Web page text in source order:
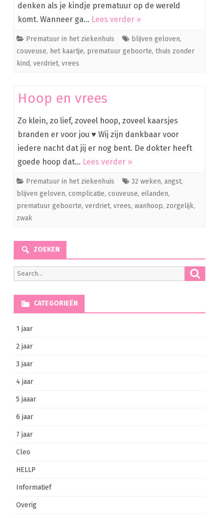
denken als je kindje prematuur op de wereld
komt. Wanneer ga… Lees verder »
Prematuur in het ziekenhuis blijven geloven,
couveuse, het kaartje, prematuur geboorte, thuis zonder
kind, verdriet, vrees
Hoop en vrees
Zo klein, zo lief, zoveel hoop, zoveel kaarsjes
branden er voor jou ♥ Wij zijn dankbaar voor
iedere nacht dat jij er nog bent. De dokter heeft
goede hoop dat… Lees verder »
Prematuur in het ziekenhuis 32 weken, angst,
blijven geloven, complicatie, couveuse, eilanden,
prematuur geboorte, verdriet, vrees, wanhoop, zorgelijk,
zwak
ZOEKEN
Search
for:
CATEGORIEËN
1 jaar
2 jaar
3 jaar
4 jaar
5 jaaar
6 jaar
7 jaar
Cleo
HELLP
Informatief
Overig